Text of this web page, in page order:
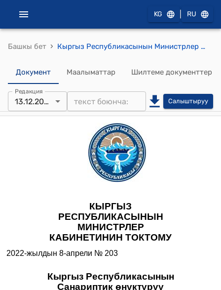
KG RU
Башкы бет › Кыргыз Республикасынын Министрлер Кабинетинин 2022-жылдын 8-апрелиндеги N 203 "Кыргыз Республикасынын Санариптик өнүктүрүү министрлигине караштуу "Кыргыз почтасы" мамлекеттик ишканасын "Кыргыз почтасы" ачык акционердик коомуна кайра уюштуруу жөнүндө" токтому
Документ Маалыматтар Шилтеме документтер
Редакция
13.12.2023 Салыштыруу